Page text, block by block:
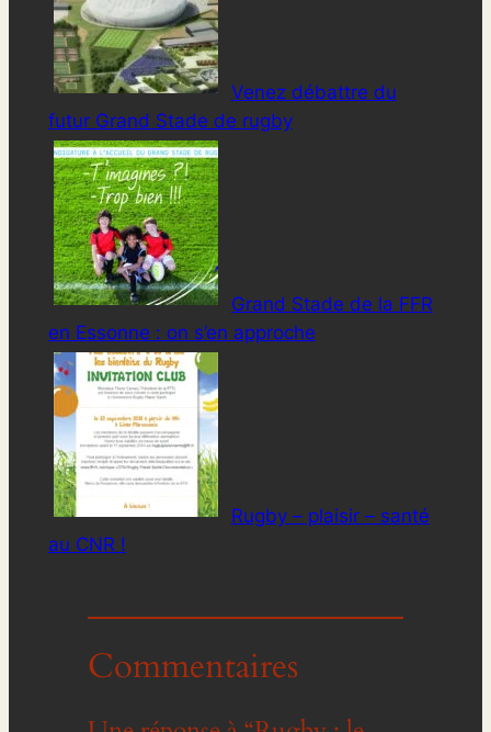
Venez débattre du
futur Grand Stade de rugby
Grand Stade de la FFR
en Essonne : on s’en approche
Rugby – plaisir – santé
au CNR !
Commentaires